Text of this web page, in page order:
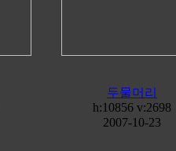
두물머리
h:10856 v:2698
2007-10-23